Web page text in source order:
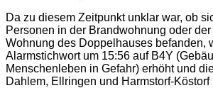
Da zu diesem Zeitpunkt unklar war, ob
Personen in der Brandwohnung oder
Wohnung des Doppelhauses befanden,
Alarmstichwort um 15:56 auf B4Y
Menschenleben in Gefahr) erhöht und
Dahlem, Ellringen und Harmstorf-Köstorf